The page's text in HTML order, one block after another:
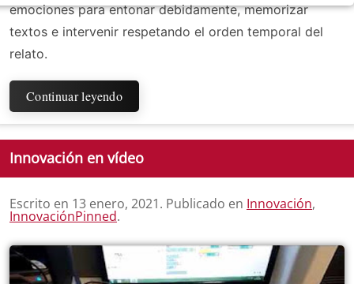
emociones para entonar debidamente, memorizar
textos e intervenir respetando el orden temporal del
relato.
Continuar leyendo
Innovación en vídeo
Escrito en 13 enero, 2021. Publicado en Innovación,
InnovaciónPinned.